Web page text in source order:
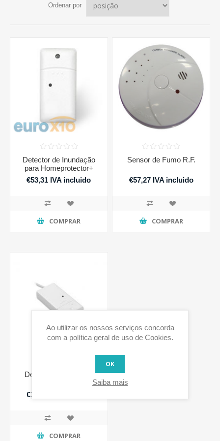
Ordenar por
Detector de Inundação
para Homeprotector+
€53,31 IVA incluido
COMPRAR
Sensor de Fumo R.F.
€57,27 IVA incluido
COMPRAR
Detetor de inundação
€34,94 IVA incluido
COMPRAR
Ao utilizar os nossos serviços concorda
com a política geral de uso de Cookies.
OK
Saiba mais